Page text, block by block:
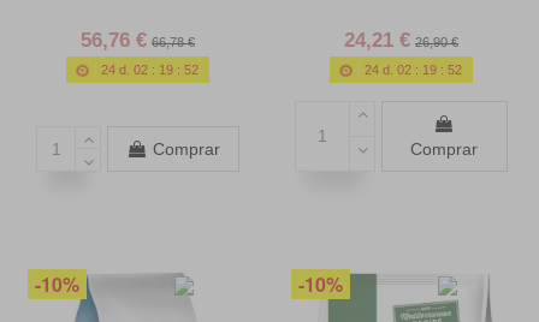
56,76 € 66,78 €
24 d. 02 : 19 :50
Comprar
24,21 € 26,90 €
24 d. 02 : 19 :50
Comprar
-10% -10%